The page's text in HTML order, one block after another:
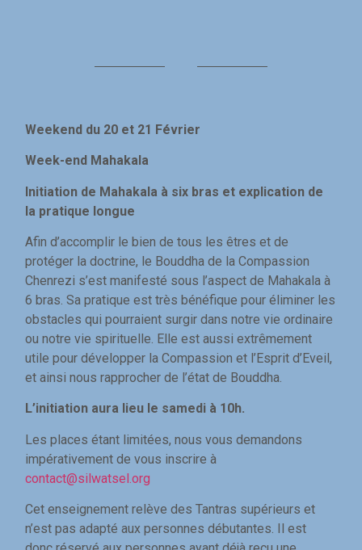
Weekend du 20 et 21 Février
Week-end Mahakala
Initiation de Mahakala à six bras et explication de
la pratique longue
Afin d’accomplir le bien de tous les êtres et de
protéger la doctrine, le Bouddha de la Compassion
Chenrezi s’est manifesté sous l’aspect de Mahakala à
6 bras. Sa pratique est très bénéfique pour éliminer les
obstacles qui pourraient surgir dans notre vie ordinaire
ou notre vie spirituelle. Elle est aussi extrêmement
utile pour développer la Compassion et l’Esprit d’Eveil,
et ainsi nous rapprocher de l’état de Bouddha.
L’initiation aura lieu le samedi à 10h.
Les places étant limitées, nous vous demandons
impérativement de vous inscrire à
contact@silwatsel.org
Cet enseignement relève des Tantras supérieurs et
n’est pas adapté aux personnes débutantes. Il est